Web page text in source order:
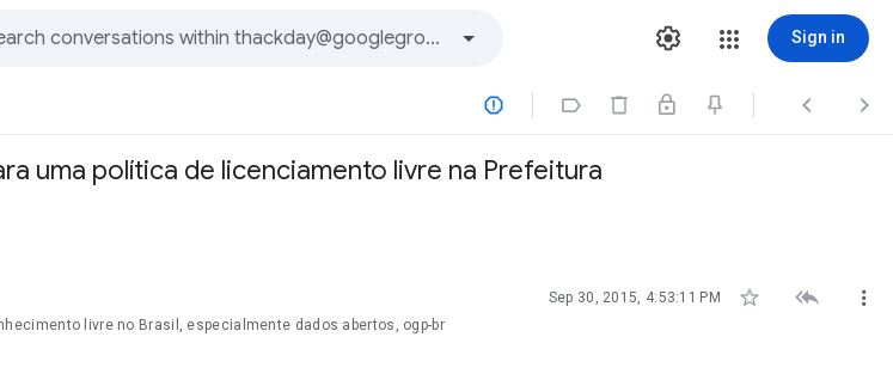
Sign in
   
uma política de licenciamento livre na Prefeitura
Sep 30, 2015, 4:53:11 PM   
livre no Brasil, especialmente dados abertos, ogp-br